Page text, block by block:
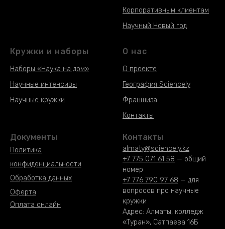
Корпоративным клиентам
Научный Новый год
Кружки и наборы
Наборы «Наука на дом»
Научные интенсивы
Научные кружки
Документы
Политика
конфиденциальности
Обработка данных
Оферта
Оплата онлайн
О нас
О проекте
География Sciencely
Франшиза
Контакты
Контакты
almaty@sciencely.kz
+7 775 071 61 58 — общий
номер
+7 776 790 97 68 — для
вопросов про научные
кружки
Адрес: Алматы, колледж
«Туран», Сатпаева 16Б